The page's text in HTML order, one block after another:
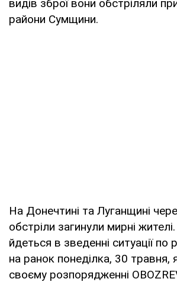
видів зброї вони обстріляли
райони Сумщини.
На Донечтині та Луганщині
обстріли загинули мирні
йдеться в зведенні ситуації по
на ранок понеділка, 30 травня,
своєму розпорядженні